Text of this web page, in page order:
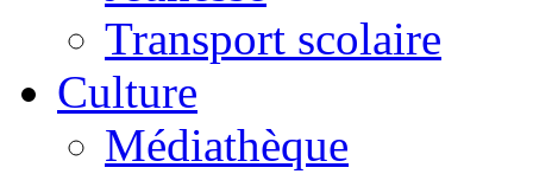
Transport scolaire
Culture
Médiathèque